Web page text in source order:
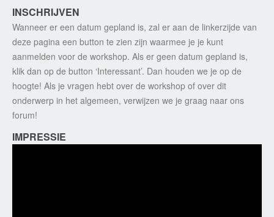
INSCHRIJVEN
Wanneer er een datum gepland is, zal er aan de linkerzijde van
deze pagina een button te zien zijn waarmee je je kunt
aanmelden voor de workshop. Als er geen datum gepland is,
klik dan op de button ‘Interessant’. Dan houden we je op de
hoogte! Als je vragen hebt over de workshop of over dit
onderwerp in het algemeen, verwijzen we je graag naar ons
forum!
IMPRESSIE